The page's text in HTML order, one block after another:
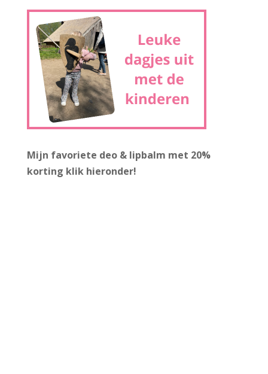
Mijn favoriete deo & lipbalm met 20%
korting klik hieronder!